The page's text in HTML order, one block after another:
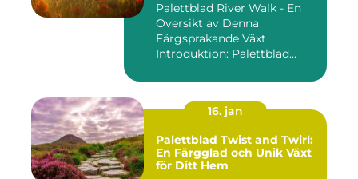
Palettblad River Walk - En
Översikt av Denna
Färgsprakande Växt
Introduktion: Palettblad
16. jan
Palettblad Twist and Twirl:
En Färgglad och Unik Växt
för Ditt Hem